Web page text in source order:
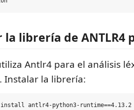
la librería de ANTLR4
Antlr4 para el análisis
Instalar la librería: